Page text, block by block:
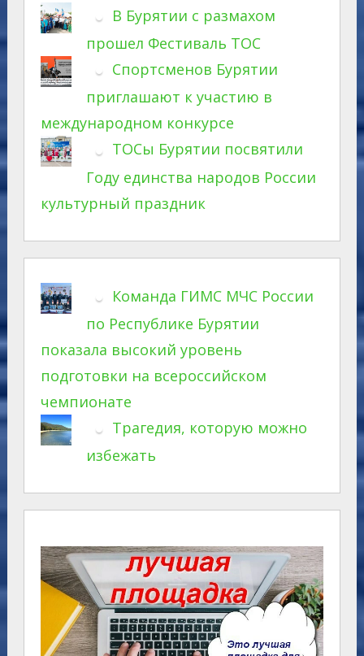
В Бурятии с размахом
прошел Фестиваль ТОС
Спортсменов Бурятии
приглашают к участию в
международном конкурсе
ТОСы Бурятии посвятили
Году единства народов России
культурный праздник
Команда ГИМС МЧС России
по Республике Бурятии
показала высокий уровень
подготовки на всероссийском
чемпионате
Трагедия, которую можно
избежать